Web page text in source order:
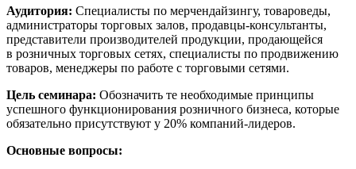
Аудитория: Специалисты по мерчендайзингу, товароведы,
администраторы торговых залов, продавцы-консультанты,
представители производителей продукции, продающейся
в розничных торговых сетях, специалисты по продвижению
товаров, менеджеры по работе с торговыми сетями.
Цель семинара: Обозначить те необходимые принципы
успешного функционирования розничного бизнеса, которые
обязательно присутствуют у 20% компаний-лидеров.
Основные вопросы: